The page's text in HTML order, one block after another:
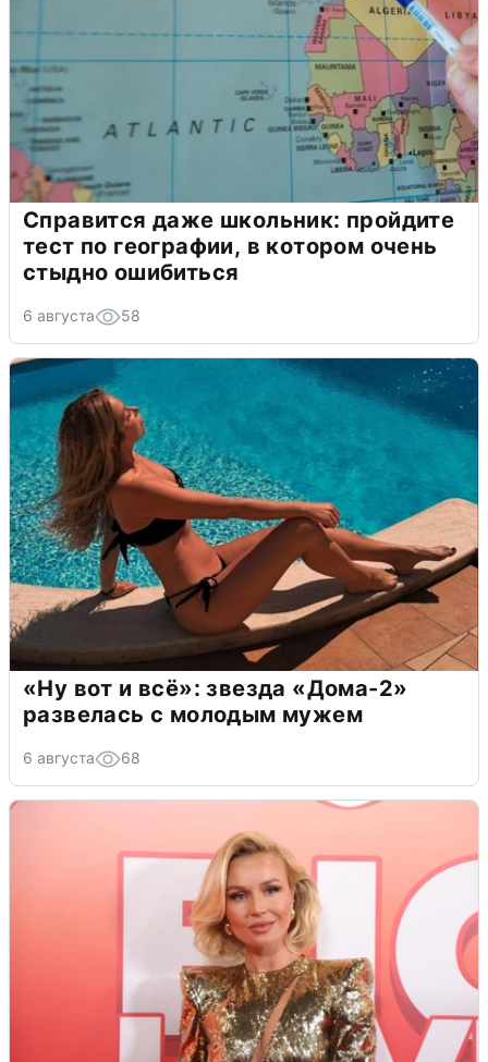
Справится даже школьник: пройдите
тест по географии, в котором очень
стыдно ошибиться
6 августа 58
«Ну вот и всё»: звезда «Дома-2»
развелась с молодым мужем
6 августа 68